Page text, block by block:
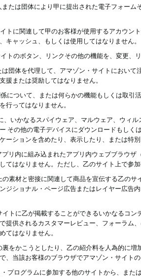
たは団体により甲に提出された電子フォー
トに関連して甲のお客様が使用するアカウン
キャッシュ、もしくは使用してはなりません。
トのボタン、リンクその他の機能を、変更、
団体を代理して、アマゾン・サイトにおい
援または奨励してはなりません。
について、または何らかの機能もしくは取
行ってはなりません。
、いかなるスパイウェア、マルウェア、ウィ
その他の電子デバイスにダウンロードもし
ーションを含めたり、表示したり、または特
リ内に組み込まれたアプリ内ウェブブラウ
てはなりません。ただし、乙のサイト上で参
素材と密接に関連して商品を宣伝する乙の
ジショナル・ページ広告またはレイヤー広告
トに乙が掲載することができるいかなるコ
提供されるカスタマーレビュー、フォーラム
てはなりません。
裏をかこうとしたり、乙の紹介料を人為的に
、当該お客様のブラウザでアマゾン・サイト
プログラムに参加する他のサイトから、ま